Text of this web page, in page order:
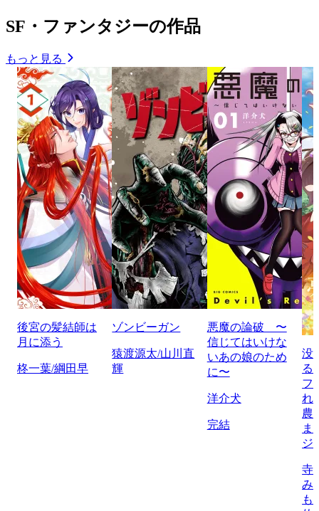
SF・ファンタジーの作品
もっと見る
後宮の髪結師は
月に添う
柊一葉/綱田早
ゾンビーガン
猿渡源太/山川直
輝
悪魔の論破 〜
信じてはいけな
いあの娘のため
に〜
洋介犬
完結
没
る
フ
れ
農
ま
ジ
寺
み
も